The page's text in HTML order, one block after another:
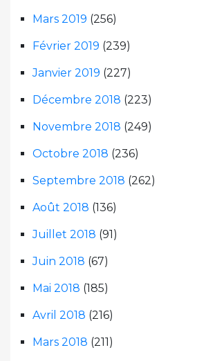
Mars 2019 (256)
Février 2019 (239)
Janvier 2019 (227)
Décembre 2018 (223)
Novembre 2018 (249)
Octobre 2018 (236)
Septembre 2018 (262)
Août 2018 (136)
Juillet 2018 (91)
Juin 2018 (67)
Mai 2018 (185)
Avril 2018 (216)
Mars 2018 (211)